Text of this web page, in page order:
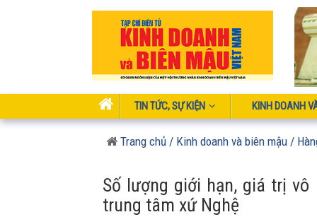
TIN TỨC, SỰ KIỆN KINH DOANH
Trang chủ / Kinh doanh và biên mậu /
Số lượng giới hạn, giá trị vô
trung tâm xứ Nghệ